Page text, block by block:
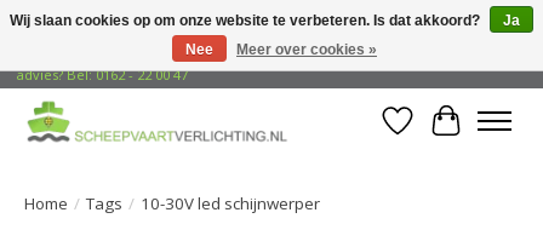
Gratis verzending naar adressen in Nederland! Opzoek naar vrijblijvend
advies? Bel: 0162 - 22 00 47
Verlanglijst
Home / Tags / 10-30V led schijnwerper
Wij slaan cookies op om onze website te verbeteren. Is dat akkoord?
Ja
Nee
Meer over cookies »